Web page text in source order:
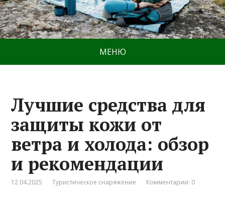
МЕНЮ
Лучшие средства для
защиты кожи от
ветра и холода: обзор
и рекомендации
12.04.2025 Туристическое снаряжение Комментарии: 0